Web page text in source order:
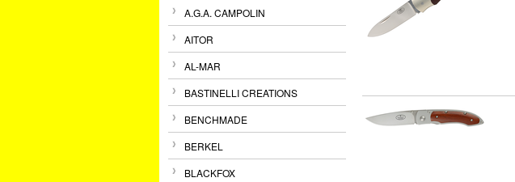
A.G.A. CAMPOLIN
AITOR
AL-MAR
BASTINELLI CREATIONS
BENCHMADE
BERKEL
BLACKFOX